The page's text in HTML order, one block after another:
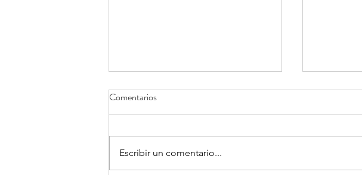
Comentarios
Escribir un comentario...